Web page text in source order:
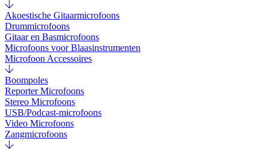
Akoestische Gitaarmicrofoons
Drummicrofoons
Gitaar en Basmicrofoons
Microfoons voor Blaasinstrumenten
Microfoon Accessoires
Boompoles
Reporter Microfoons
Stereo Microfoons
USB/Podcast-microfoons
Video Microfoons
Zangmicrofoons